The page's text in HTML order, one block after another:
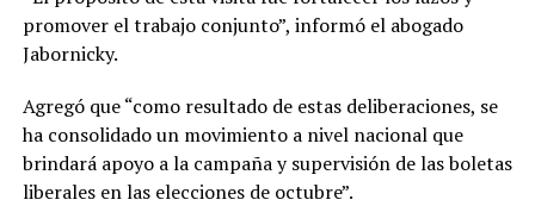
promover el trabajo conjunto”, informó el abogado
Jabornicky.
Agregó que “como resultado de estas deliberaciones, se
ha consolidado un movimiento a nivel nacional que
brindará apoyo a la campaña y supervisión de las boletas
liberales en las elecciones de octubre”.